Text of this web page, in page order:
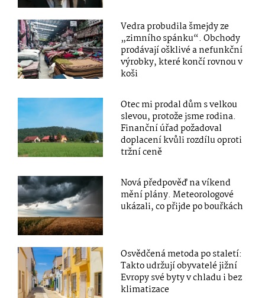
Vedra probudila šmejdy ze
„zimního spánku“. Obchody
prodávají ošklivé a nefunkční
výrobky, které končí rovnou v
koši
Otec mi prodal dům s velkou
slevou, protože jsme rodina.
Finanční úřad požadoval
doplacení kvůli rozdílu oproti
tržní ceně
Nová předpověď na víkend
mění plány. Meteorologové
ukázali, co přijde po bouřkách
Osvědčená metoda po staletí:
Takto udržují obyvatelé jižní
Evropy své byty v chladu i bez
klimatizace